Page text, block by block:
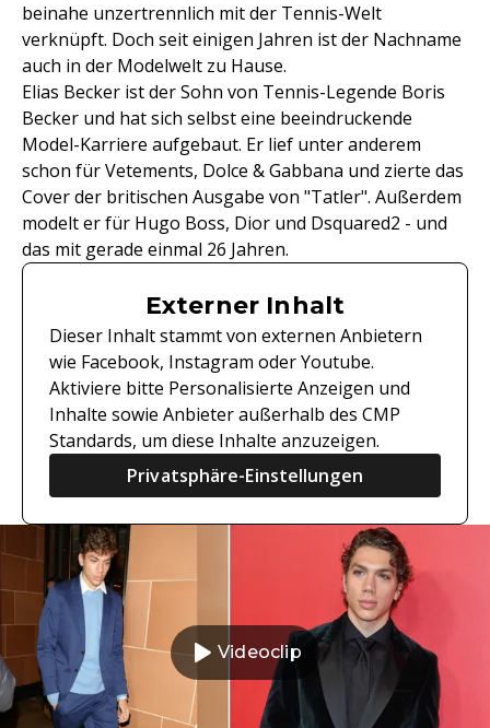
beinahe unzertrennlich mit der Tennis-Welt
verknüpft. Doch seit einigen Jahren ist der Nachname
auch in der Modelwelt zu Hause.
Elias Becker ist der Sohn von Tennis-Legende Boris
Becker und hat sich selbst eine beeindruckende
Model-Karriere aufgebaut. Er lief unter anderem
schon für Vetements, Dolce & Gabbana und zierte das
Cover der britischen Ausgabe von "Tatler". Außerdem
modelt er für Hugo Boss, Dior und Dsquared2 - und
das mit gerade einmal 26 Jahren.
Externer Inhalt
Dieser Inhalt stammt von externen Anbietern
wie Facebook, Instagram oder Youtube.
Aktiviere bitte Personalisierte Anzeigen und
Inhalte sowie Anbieter außerhalb des CMP
Standards, um diese Inhalte anzuzeigen.
Privatsphäre-Einstellungen
Videoclip